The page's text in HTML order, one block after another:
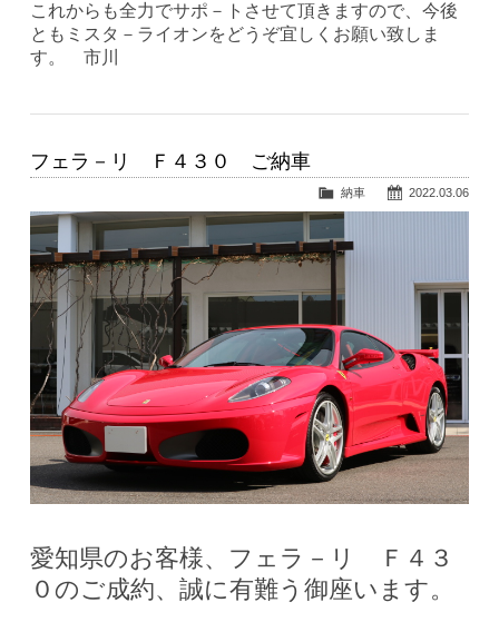
これからも全力でサポ－トさせて頂きますので、今後
ともミスタ－ライオンをどうぞ宜しくお願い致しま
す。 市川
フェラ－リ Ｆ４３０ ご納車
2022.03.06
納車
愛知県のお客様、フェラ－リ Ｆ４３
０のご成約、誠に有難う御座います。